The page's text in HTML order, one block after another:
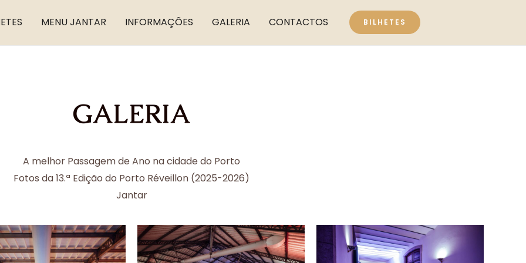
MENU JANTAR INFORMAÇÕES GALERIA CONTACTOS BILHETES
GALERIA
A melhor Passagem de Ano na cidade do Porto
Fotos da 13.ª Edição do Porto Réveillon (2025-2026)
Jantar